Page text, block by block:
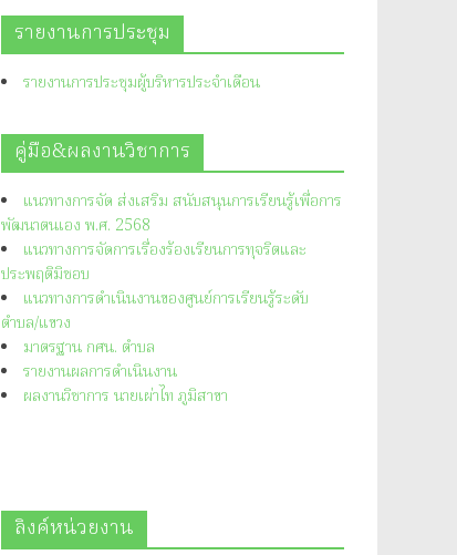
รายงานการประชุม
รายงานการประชุมผู้บริหารประจำเดือน
คู่มือ&ผลงานวิชาการ
แนวทางการจัด ส่งเสริม สนับสนุนการเรียนรู้เพื่อการ
พัฒนาตนเอง พ.ศ. 2568
แนวทางการจัดการเรื่องร้องเรียนการทุจริตและ
ประพฤติมิชอบ
แนวทางการดำเนินงานของศูนย์การเรียนรู้ระดับ
ตำบล/แขวง
มาตรฐาน กศน. ตำบล
รายงานผลการดำเนินงาน
ผลงานวิชาการ นายเผ่าไท ภูมิสาขา
ลิงค์หน่วยงาน